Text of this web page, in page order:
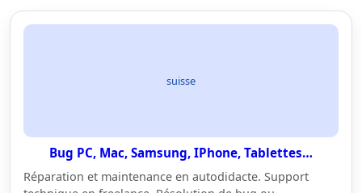
suisse
Bug PC, Mac, Samsung, IPhone, Tablettes…
Réparation et maintenance en autodidacte. Support